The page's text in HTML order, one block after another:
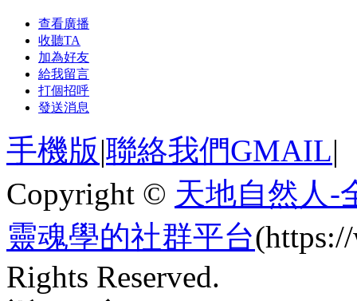
查看廣播
收聽TA
加為好友
給我留言
打個招呼
發送消息
手機版|聯絡我們GMAIL|
Copyright © 天地自然人-
靈魂學的社群平台
Rights Reserved.